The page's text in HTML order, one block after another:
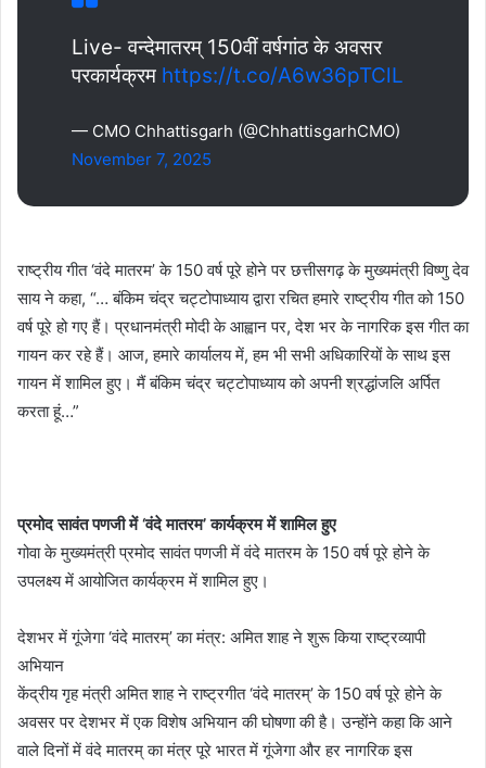
Live- वन्देमातरम् 150वीं वर्षगांठ के अवसर
परकार्यक्रम https://t.co/A6w36pTClL
— CMO Chhattisgarh (@ChhattisgarhCMO)
November 7, 2025
राष्ट्रीय गीत ‘वंदे मातरम’ के 150 वर्ष पूरे होने पर छत्तीसगढ़ के मुख्यमंत्री विष्णु देव
साय ने कहा, “… बंकिम चंद्र चट्टोपाध्याय द्वारा रचित हमारे राष्ट्रीय गीत को 150
वर्ष पूरे हो गए हैं। प्रधानमंत्री मोदी के आह्वान पर, देश भर के नागरिक इस गीत का
गायन कर रहे हैं। आज, हमारे कार्यालय में, हम भी सभी अधिकारियों के साथ इस
गायन में शामिल हुए। मैं बंकिम चंद्र चट्टोपाध्याय को अपनी श्रद्धांजलि अर्पित
करता हूं…”
प्रमोद सावंत पणजी में ‘वंदे मातरम’ कार्यक्रम में शामिल हुए
गोवा के मुख्यमंत्री प्रमोद सावंत पणजी में वंदे मातरम के 150 वर्ष पूरे होने के
उपलक्ष्य में आयोजित कार्यक्रम में शामिल हुए।
देशभर में गूंजेगा ‘वंदे मातरम्’ का मंत्र: अमित शाह ने शुरू किया राष्ट्रव्यापी
अभियान
केंद्रीय गृह मंत्री अमित शाह ने राष्ट्रगीत ‘वंदे मातरम्’ के 150 वर्ष पूरे होने के
अवसर पर देशभर में एक विशेष अभियान की घोषणा की है। उन्होंने कहा कि आने
वाले दिनों में वंदे मातरम् का मंत्र पूरे भारत में गूंजेगा और हर नागरिक इस